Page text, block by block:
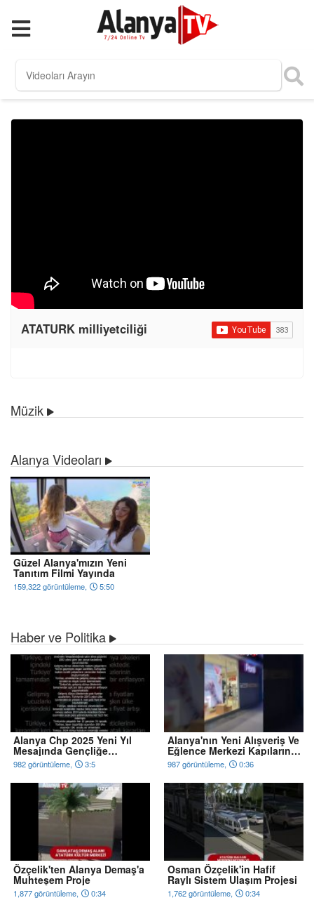
ATATURK milliyetciliği
Müzik
Alanya Videoları
Güzel Alanya'mızın Yeni
Tanıtım Filmi Yayında
159,322 görüntüleme, 5:50
Haber ve Politika
Alanya Chp 2025 Yeni Yıl
Mesajında Gençliğe
Hitabe'ye Atıfta Bulundu
982 görüntüleme, 3:5
Alanya'nın Yeni Alışveriş Ve
Eğlence Merkezi Kapılarını
Açıyor
987 görüntüleme, 0:36
Özçelik'ten Alanya Demaş'a
Muhteşem Proje
1,877 görüntüleme, 0:34
Osman Özçelik'in Hafif
Raylı Sistem Ulaşım Projesi
1,762 görüntüleme, 0:34